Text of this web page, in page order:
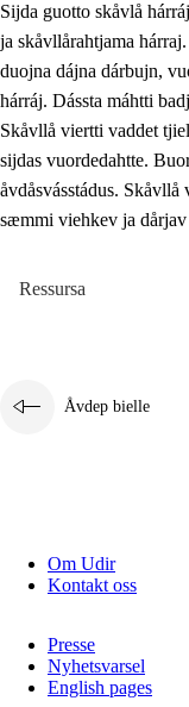
3.2 Åhpadibme
3.3
3.4 Åhpadus
Sijda guotto skåvlå
ja skåvllårahtjama
duojna dájna dárbujn,
hárráj. Dássta máhtti
Skåvllå viertti vaddet
sijdas vuordedahtte.
åvdåsvásstádus.
sæmmi viehkev ja dårjav
Ressursa
Åvdep bielle
Om Udir
Kontakt oss
Presse
Nyhetsvarsel
English pages